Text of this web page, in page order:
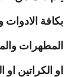
بكافة الادوات
المطهرات
او الكراتين